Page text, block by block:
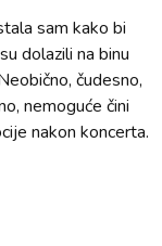
sam kako bi
dolazili na binu
čudesno,
nemoguće čini
nakon koncerta.